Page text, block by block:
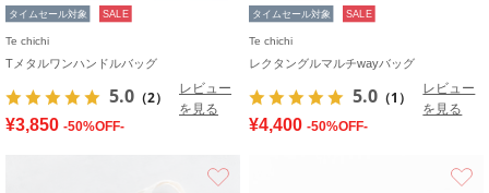
タイムセール対象 SALE
Te chichi
Tメタルワンハンドルバッグ
5.0 （2）
レビュー
を見る
¥3,850 -50%OFF-
タイムセール対象 SALE
Te chichi
レクタングルマルチwayバッグ
5.0 （1）
レビュー
を見る
¥4,400 -50%OFF-